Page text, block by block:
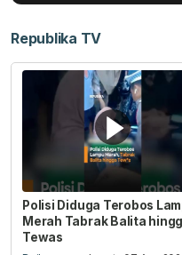
Republika TV
Polisi Diduga Terobos
Merah Tabrak Balita
Tewas